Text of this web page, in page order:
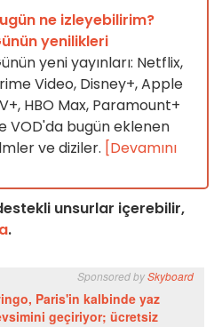
ne izleyebilirim?
yenilikleri
yeni yayınları: Netflix,
Video, Disney+, Apple
HBO Max, Paramount+
VOD'da bugün eklenen
ve diziler. [Devamını
unsurlar içerebilir,
.